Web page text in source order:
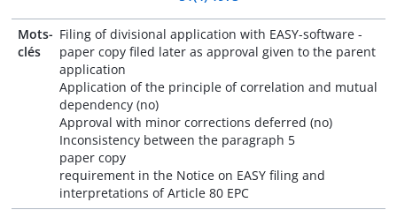
Mots-
clés
Filing of divisional application with EASY-software -
paper copy filed later as approval given to the parent
application
Application of the principle of correlation and mutual
dependency (no)
Approval with minor corrections deferred (no)
Inconsistency between the paragraph 5
paper copy
requirement in the Notice on EASY filing and
interpretations of Article 80 EPC